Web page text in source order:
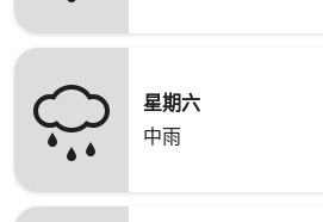
星期六
中雨